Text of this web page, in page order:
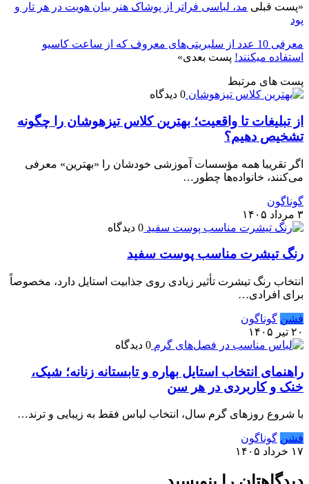
«پست قبلی مد، لباسی فراتر از پوشاک هنر بیان هویت در هر تار و
پود
معرفی 10 عدد از سلبریتی‌های معروف که از ساعت کاسیو
استفاده میکنند! پست بعدی»
پست های مرتبط
0 دیدگاه
از تبلیغات تا واقعیت؛ بهترین کلاس تیزهوشان را چگونه
تشخیص دهیم؟
اگر تقریبا همه مؤسسات آموزشی خودشان را «بهترین» معرفی
می‌کنند، خانواده‌ها چطور…
گوناگون
۳ مرداد ۱۴۰۵
0 دیدگاه
رنگ تیشرت مناسب پوست سفید
انتخاب رنگ تیشرت تأثیر زیادی روی جذابیت استایل دارد، مخصوصاً
برای افرادی…
فشن گوناگون
۲۰ تیر ۱۴۰۵
0 دیدگاه
راهنمای انتخاب استایل بهاره و تابستانه زنانه؛ شیک،
خنک و کاربردی در هر سن
با شروع روزهای گرم سال، انتخاب لباس فقط به زیبایی و ترند…
فشن گوناگون
۱۷ خرداد ۱۴۰۵